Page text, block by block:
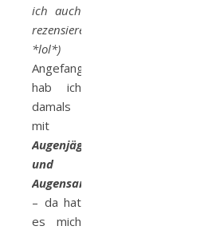
ich auch
rezensiere
*lol*)
Angefangen
hab ich
damals
mit
Augenjäger
und
Augensammler
– da hat
es mich